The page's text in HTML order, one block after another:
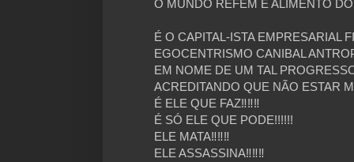
O MUNDO REFÉM E ALIMENTO
É O CAPITAL-ISTA EMPRESARIAL
EGOCENTRISMO CANIBAL
EM NOME DE UM TAL
ACREDITANDO QUE NÃO ESTAR
É ELE QUE FAZ‼‼‼
É SÓ ELE QUE PODE!!!!!!
ELE MATA‼‼‼
ELE ASSASSINA‼‼‼